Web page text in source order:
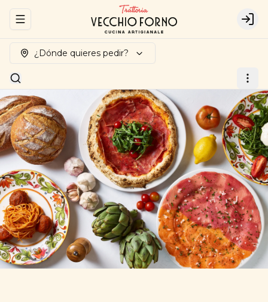
Abrir menu de navegación
¿Dónde quieres pedir?